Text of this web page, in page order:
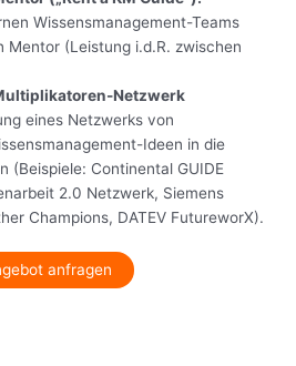
Wissensmanagement-Teams
Mentor (Leistung i.d.R. zwischen
Netzwerk
eines Netzwerks von
Ideen in die
(Beispiele: Continental GUIDE
2.0 Netzwerk, Siemens
Champions, DATEV FutureworX).
anfragen